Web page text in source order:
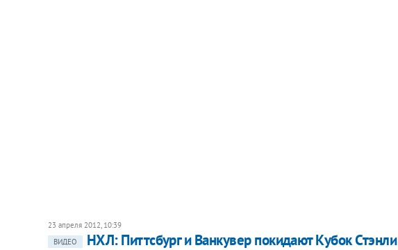
23 апреля 2012, 10:39
ВИДЕО
НХЛ: Питтсбург и Ванкувер покидают Кубок Стэнли